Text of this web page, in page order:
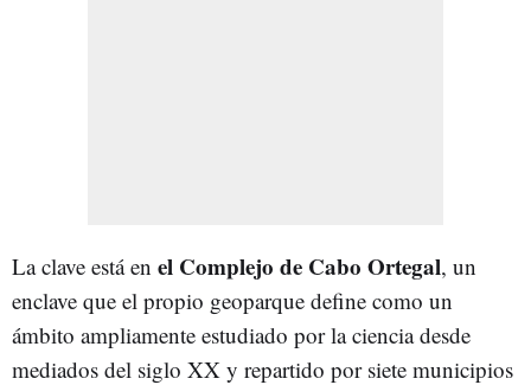
La clave está en el Complejo de Cabo Ortegal, un
enclave que el propio geoparque define como un
ámbito ampliamente estudiado por la ciencia desde
mediados del siglo XX y repartido por siete municipios